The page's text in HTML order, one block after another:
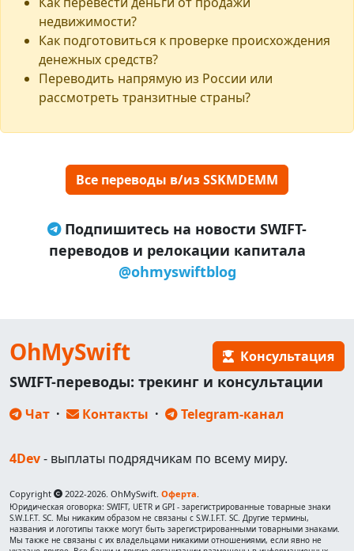
недвижимости?
Как подготовиться к проверке происхождения
денежных средств?
Переводить напрямую из России или
рассмотреть транзитные страны?
Все переводы в/из SSKMDEMM
Подпишитесь на новости SWIFT-
переводов и релокации капитала
@ohmyswiftblog
OhMySwift Консультация
SWIFT-переводы: трекинг и консультации
Чат · Контакты · Telegram-канал
4Dev- выплаты подрядчикам по всему миру.
Copyright 2022-2026. OhMySwift. Оферта.
Юридическая оговорка: SWIFT, UETR и GPI - зарегистрированные товарные знаки
S.W.I.F.T. SC. Мы никаким образом не связаны с S.W.I.F.T. SC. Другие термины,
названия и логотипы также могут быть зарегистрированными товарными знаками.
Мы также не связаны с их владельцами никакими отношениями, если явно не